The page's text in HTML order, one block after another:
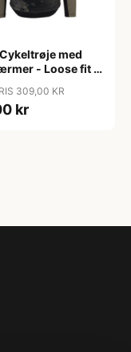
med
- Loose fit -
309,00 KR
kr